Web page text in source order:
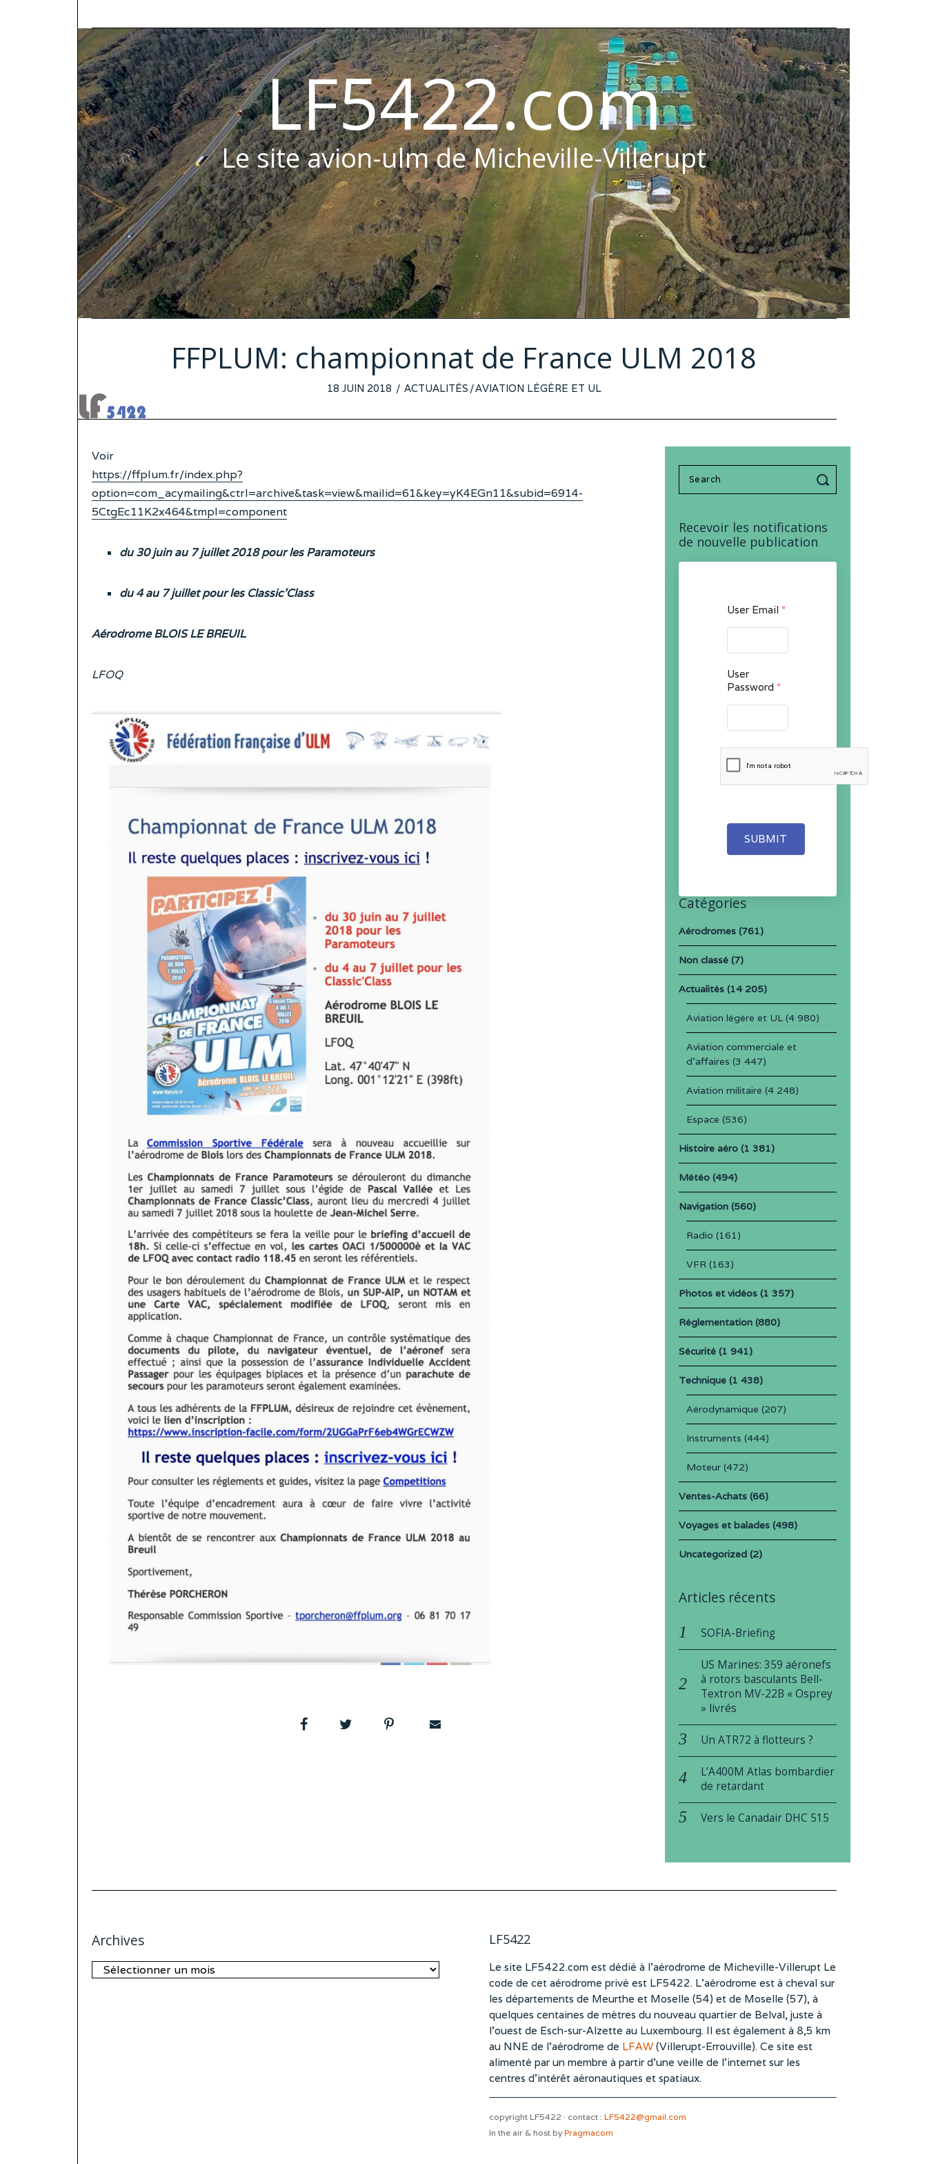
LF5422.com
Le site avion-ulm de Micheville-Villerupt
FFPLUM: championnat de France ULM 2018
POSTED
18 JUIN 2018 ACTUALITÉS /AVIATION LÉGÈRE ET UL
Voir
https://ffplum.fr/index.php?
option=com_acymailing&ctrl=archive&task=view&mailid=61&key=yK4EGn11&subid=6914-
5CtgEc11K2x464&tmpl=component
du 30 juin au 7 juillet 2018 pour les Paramoteurs
du 4 au 7 juillet pour les Classic’Class
Aérodrome BLOIS LE BREUIL
LFOQ
Search
for:
Recevoir les notifications
de nouvelle publication
User Email *
User
Password *
SUBMIT
Catégories
Aérodromes(761)
Non classé(7)
Actualités(14 205)
Aviation légère et UL(4 980)
Aviation commerciale et
d'affaires (3 447)
Aviation militaire (4 248)
Espace (536)
Histoire aéro(1 381)
Météo(494)
Navigation(560)
Radio (161)
VFR (163)
Photos et vidéos(1 357)
Réglementation(880)
Sécurité(1 941)
Technique(1 438)
Aérodynamique (207)
Instruments (444)
Moteur(472)
Ventes-Achats(66)
Voyages et balades(498)
Uncategorized(2)
Articles récents
SOFIA-Briefing
US Marines: 359 aéronefs
à rotors basculants Bell-
Textron MV-22B « Osprey
» livrés
Un ATR72 à flotteurs ?
L’A400M Atlas bombardier
de retardant
Vers le Canadair DHC 515
Archives
Archives
LF5422
Le site LF5422.com est dédié à l’aérodrome de Micheville-Villerupt Le
code de cet aérodrome privé est LF5422. L’aérodrome est à cheval sur
les départements de Meurthe et Moselle (54) et de Moselle (57), à
quelques centaines de mètres du nouveau quartier de Belval, juste à
l’ouest de Esch-sur-Alzette au Luxembourg. Il est également à 8,5 km
au NNE de l’aérodrome de LFAW(Villerupt-Errouville). Ce site est
alimenté par un membre à partir d’une veille de l’internet sur les
centres d’intérêt aéronautiques et spatiaux.
copyright LF5422 · contact : LF5422@gmail.com
In the air & host byPragmacom